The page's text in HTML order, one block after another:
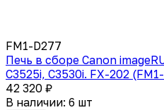
FM1-D277
Печь в сборе Canon
C3525i, C3530i. FX-202
42 320 ₽
В наличии: 6 шт